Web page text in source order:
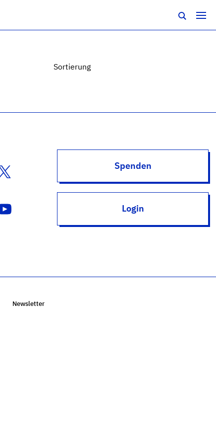
Sortierung
Spenden
Login
Newsletter